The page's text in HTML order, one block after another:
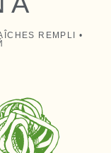
REMPLI •